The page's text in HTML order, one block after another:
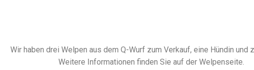
Wir haben drei Welpen aus dem Q-Wurf zum Verkauf, eine Hündin und
Weitere Informationen finden Sie auf der Welpenseite.